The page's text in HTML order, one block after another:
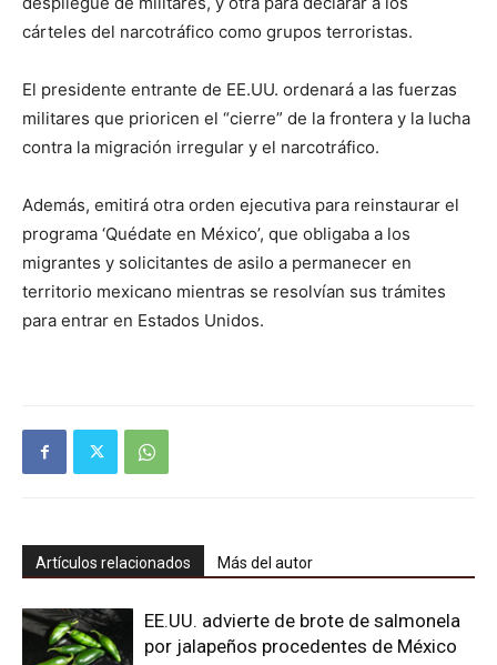
cárteles del narcotráfico como grupos terroristas.
El presidente entrante de EE.UU. ordenará a las fuerzas
militares que prioricen el “cierre” de la frontera y la lucha
contra la migración irregular y el narcotráfico.
Además, emitirá otra orden ejecutiva para reinstaurar el
programa ‘Quédate en México’, que obligaba a los
migrantes y solicitantes de asilo a permanecer en
territorio mexicano mientras se resolvían sus trámites
para entrar en Estados Unidos.
Artículos relacionados Más del autor
EE.UU. advierte de brote de salmonela
por jalapeños procedentes de México